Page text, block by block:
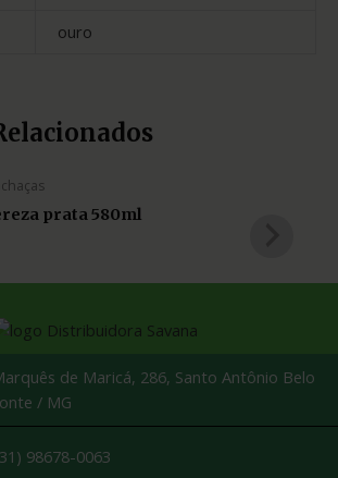
ouro
prata 580ml
de Maricá, 286, Santo Antônio Belo
/ MG
98678-0063